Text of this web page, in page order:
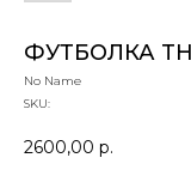
ФУТБОЛКА
No Name
SKU:
2600,00 р.